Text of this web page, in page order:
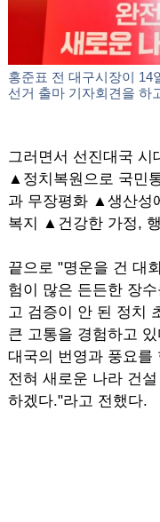
홍준표 전 대구시장이 14
선거 출마 기자회견을 하
그러면서 선진대국 시
▲정치복원으로 국민
과 무장평화 ▲생산성
복지 ▲건강한 가정,
끝으로 "명운을 건 대
험이 많은 든든한 장
고 검증이 안 된 정치
큰 고통을 경험하고
대국의 번영과 풍요를
전혀 새로운 나라 건
하겠다."라고 전했다.